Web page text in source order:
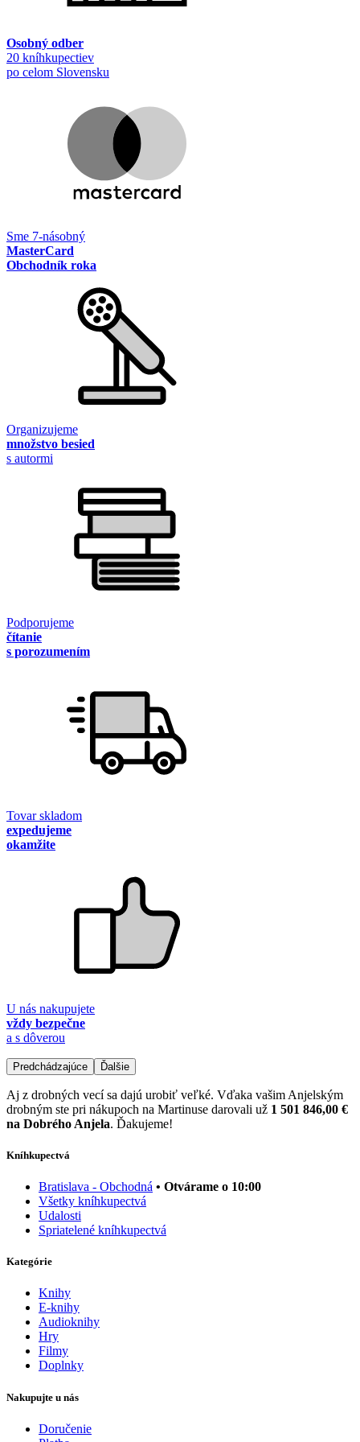
Osobný odber
20 kníhkupectiev
po celom Slovensku
Sme 7-násobný
MasterCard
Obchodník roka
Organizujeme
množstvo besied
s autormi
Podporujeme
čítanie
s porozumením
Tovar skladom
expedujeme
okamžite
U nás nakupujete
vždy bezpečne
a s dôverou
Predchádzajúce Ďalšie
Aj z drobných vecí sa dajú urobiť veľké. Vďaka vašim Anjelským
drobným ste pri nákupoch na Martinuse darovali už 1 501 846,00 €
na Dobrého Anjela. Ďakujeme!
Kníhkupectvá
Bratislava - Obchodná • Otvárame o 10:00
Všetky kníhkupectvá
Udalosti
Spriatelené kníhkupectvá
Kategórie
Knihy
E-knihy
Audioknihy
Hry
Filmy
Doplnky
Nakupujte u nás
Doručenie